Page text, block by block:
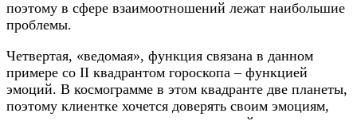
поэтому в сфере взаимоотношений лежат наибольшие
проблемы.
Четвертая, «ведомая», функция связана в данном
примере со II квадрантом гороскопа – функцией
эмоций. В космограмме в этом квадранте две планеты,
поэтому клиентке хочется доверять своим эмоциям,